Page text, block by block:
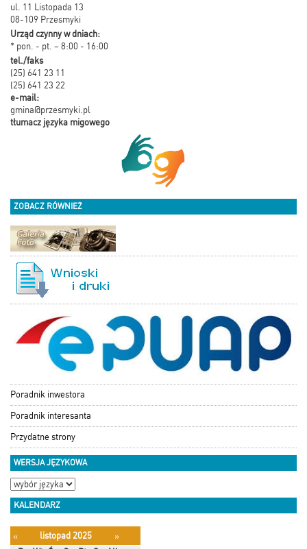
ul. 11 Listopada 13
08-109 Przesmyki
Urząd czynny w dniach:
* pon. - pt. – 8:00 - 16:00
tel./faks
(25) 641 23 11
(25) 641 23 22
e-mail:
gmina@przesmyki.pl
tłumacz języka migowego
ZOBACZ RÓWNIEŻ
Poradnik inwestora
Poradnik interesanta
Przydatne strony
WERSJA JĘZYKOWA
KALENDARZ
« listopad 2025
»